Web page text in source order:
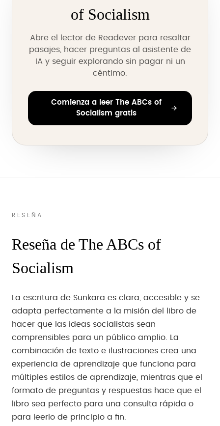
of Socialism
Abre el lector de Readever para resaltar
pasajes, hacer preguntas al asistente de
IA y seguir explorando sin pagar ni un
céntimo.
Comienza a leer The ABCs of
Socialism gratis
RESEÑA
Reseña de The ABCs of
Socialism
La escritura de Sunkara es clara, accesible y se
adapta perfectamente a la misión del libro de
hacer que las ideas socialistas sean
comprensibles para un público amplio. La
combinación de texto e ilustraciones crea una
experiencia de aprendizaje que funciona para
múltiples estilos de aprendizaje, mientras que el
formato de preguntas y respuestas hace que el
libro sea perfecto para una consulta rápida o
para leerlo de principio a fin.